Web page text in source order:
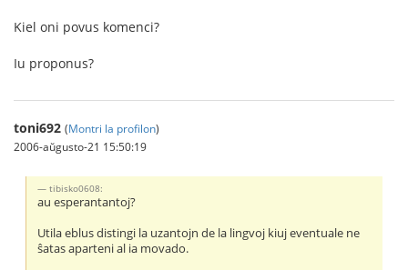
Kiel oni povus komenci?
Iu proponus?
toni692 (Montri la profilon)
2006-aŭgusto-21 15:50:19
tibisko0608:
au esperantantoj?
Utila eblus distingi la uzantojn de la lingvoj kiuj eventuale ne
ŝatas aparteni al ia movado.